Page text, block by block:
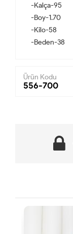
-Kalça-95
-Boy-1.70
-Kilo-58
-Beden-38
Ürün Kodu
556-700